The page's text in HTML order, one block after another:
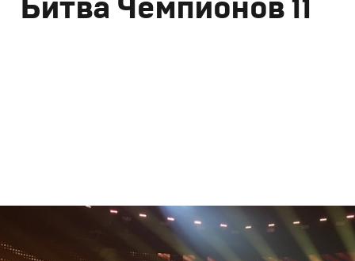
Битва Чемпионов 11
Дизайн, Кино
Спортивный брендинг , Сет дизайн, Cпортивное